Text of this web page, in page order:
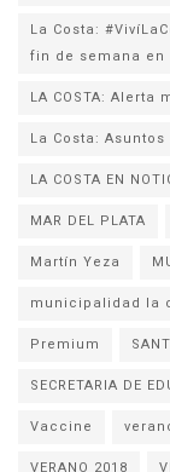
La Costa:
fin de semana en
LA COSTA:
La Costa:
LA COSTA EN
MAR DEL PLATA
Martín Yeza
municipalidad la
Premium
SECRETARIA DE
Vaccine
VERANO 2018